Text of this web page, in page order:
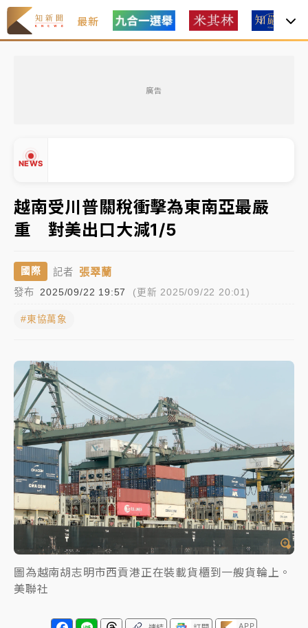
最新
廣告
NEWS
故宮《龍藏經》特展第2檔！今線上預約開賣一度塞車
周六起展出延長至晚上7時
台東農業處長涉圖利渡假村！東檢抗告成功 今重開羈
押庭
父親節泡湯了！中颱白海豚雨彈轟3天 「紅到發紫」降
女律師陳昱瑄詐慈濟10億！黃金158kg遭查扣畫面曝光
故宮《龍藏經》特展第2檔！今線上預約開賣一度塞車
周六起展出延長至晚上7時
台東農業處長涉圖利渡假村！東檢抗告成功 今重開羈
押庭
父親節泡湯了！中颱白海豚雨彈轟3天 「紅到發紫」降
雨熱區曝
越南受川普關稅衝擊為東南亞最嚴
重 對美出口大減1/5
國際 記者 張翠蘭
發布 2025/09/22 19:57 (更新 2025/09/22 20:01)
#東協萬象
圖為越南胡志明市西貢港正在裝載貨櫃到一艘貨輪上。
美聯社
APP